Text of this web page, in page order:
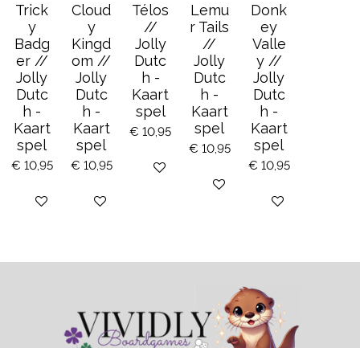
Trick
y
Badg
er //
Jolly
Dutc
h -
Kaart
spel
€ 10,95
Bekijk details
Cloud
y
Kingd
om //
Jolly
Dutc
h -
Kaart
spel
€ 10,95
Bekijk details
Télos
//
Jolly
Dutc
h -
Kaart
spel
€ 10,95
Bekijk details
Lemu
r Tails
//
Jolly
Dutc
h -
Kaart
spel
€ 10,95
Bekijk details
Donk
ey
Valle
y //
Jolly
Dutc
h -
Kaart
spel
€ 10,95
Bekijk details